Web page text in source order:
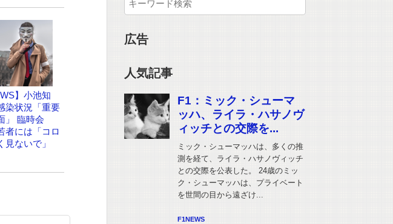
】小池知
染状況「重要
」 臨時会
者には「コロ
見ないで」
広告
人気記事